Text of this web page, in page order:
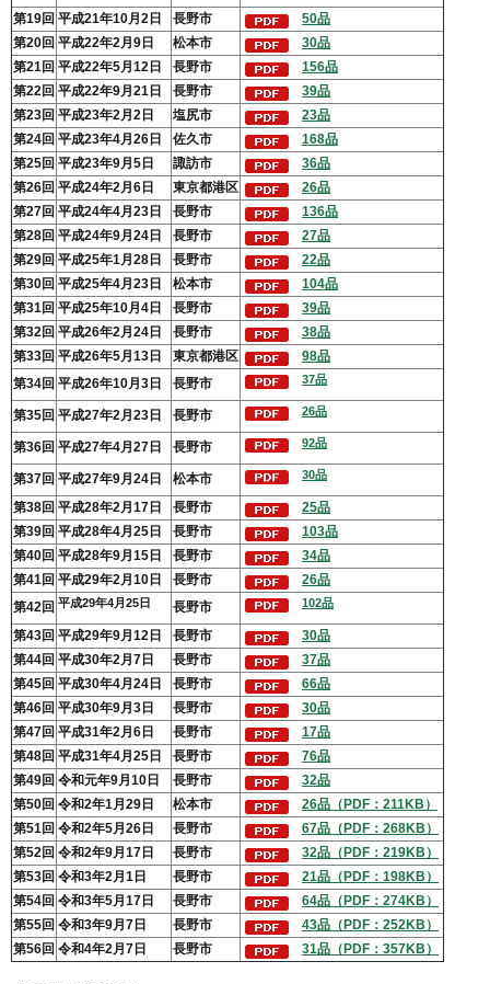
第19回 平成21年10月2日 長野市
50品
第20回 平成22年2月9日 松本市
30品
第21回 平成22年5月12日 長野市
156品
第22回 平成22年9月21日 長野市
39品
第23回 平成23年2月2日 塩尻市
23品
第24回 平成23年4月26日 佐久市
168品
第25回 平成23年9月5日 諏訪市 36品
第26回 平成24年2月6日 東京都港区
26品
第27回 平成24年4月23日 長野市
136品
第28回 平成24年9月24日 長野市
27品
第29回 平成25年1月28日 長野市
22品
第30回 平成25年4月23日 松本市
104品
第31回 平成25年10月4日 長野市
39品
第32回 平成26年2月24日 長野市
38品
第33回 平成26年5月13日 東京都港区
98品
第34回 平成26年10月3日 長野市 37品
第35回 平成27年2月23日 長野市 26品
第36回 平成27年4月27日 長野市 92品
第37回 平成27年9月24日 松本市 30品
第38回 平成28年2月17日 長野市
25品
第39回 平成28年4月25日 長野市
103品
第40回 平成28年9月15日 長野市
34品
第41回 平成29年2月10日 長野市
26品
第42回 平成29年4月25日 長野市 102品
第43回 平成29年9月12日 長野市
30品
第44回 平成30年2月7日 長野市
37品
第45回 平成30年4月24日 長野市
66品
第46回 平成30年9月3日 長野市
30品
第47回 平成31年2月6日 長野市
17品
第48回 平成31年4月25日 長野市
76品
第49回 令和元年9月10日 長野市
32品
第50回 令和2年1月29日 松本市
26品（PDF：211KB）
第51回 令和2年5月26日 長野市
67品（PDF：268KB）
第52回 令和2年9月17日 長野市
32品（PDF：219KB）
第53回 令和3年2月1日 長野市
21品（PDF：198KB）
第54回 令和3年5月17日 長野市
64品（PDF：274KB）
第55回 令和3年9月7日 長野市
43品（PDF：252KB）
第56回 令和4年2月7日 長野市 31品（PDF：357KB）